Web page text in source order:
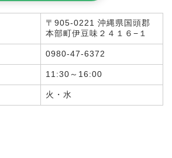
〒905-0221 沖縄県国頭郡
本部町伊豆味２４１６−１
0980-47-6372
11:30～16:00
火・水